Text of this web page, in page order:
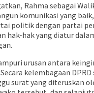
Rahma sebagai
komunikasi yang
politik dengan partai
hak-hak yang diatur
urusan antara
kelembagaan
surat yang diteruskan